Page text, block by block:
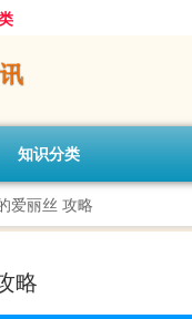
知识分类
爱丽丝 攻略
略